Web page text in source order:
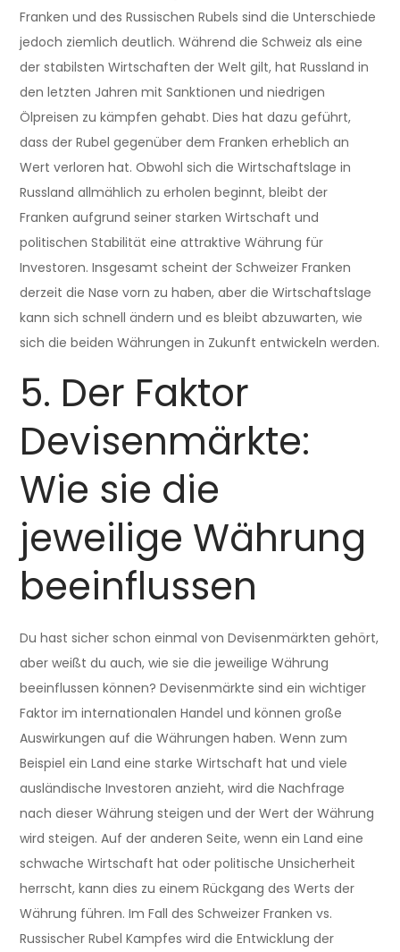
Franken und des Russischen Rubels sind die Unterschiede
jedoch ziemlich deutlich. Während die Schweiz als eine
der stabilsten Wirtschaften der Welt gilt, hat Russland in
den letzten Jahren mit Sanktionen und niedrigen
Ölpreisen zu kämpfen gehabt. Dies hat dazu geführt,
dass der Rubel gegenüber dem Franken erheblich an
Wert verloren hat. Obwohl sich die Wirtschaftslage in
Russland allmählich zu erholen beginnt, bleibt der
Franken aufgrund seiner starken Wirtschaft und
politischen Stabilität eine attraktive Währung für
Investoren. Insgesamt scheint der Schweizer Franken
derzeit die Nase vorn zu haben, aber die Wirtschaftslage
kann sich schnell ändern und es bleibt abzuwarten, wie
sich die beiden Währungen in Zukunft entwickeln werden.
5. Der Faktor
Devisenmärkte:
Wie sie die
jeweilige Währung
beeinflussen
Du hast sicher schon einmal von Devisenmärkten gehört,
aber weißt du auch, wie sie die jeweilige Währung
beeinflussen können? Devisenmärkte sind ein wichtiger
Faktor im internationalen Handel und können große
Auswirkungen auf die Währungen haben. Wenn zum
Beispiel ein Land eine starke Wirtschaft hat und viele
ausländische Investoren anzieht, wird die Nachfrage
nach dieser Währung steigen und der Wert der Währung
wird steigen. Auf der anderen Seite, wenn ein Land eine
schwache Wirtschaft hat oder politische Unsicherheit
herrscht, kann dies zu einem Rückgang des Werts der
Währung führen. Im Fall des Schweizer Franken vs.
Russischer Rubel Kampfes wird die Entwicklung der